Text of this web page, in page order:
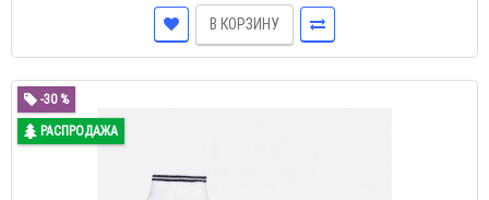
В КОРЗИНУ
-30 %
РАСПРОДАЖА